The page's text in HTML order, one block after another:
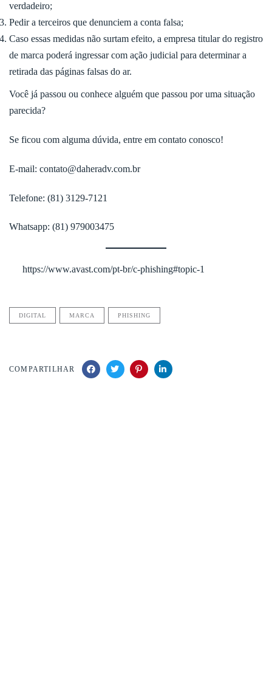
verdadeiro;
Pedir a terceiros que denunciem a conta falsa;
Caso essas medidas não surtam efeito, a empresa titular do registro
de marca poderá ingressar com ação judicial para determinar a
retirada das páginas falsas do ar.
Você já passou ou conhece alguém que passou por uma situação
parecida?
Se ficou com alguma dúvida, entre em contato conosco!
E-mail: contato@daheradv.com.br
Telefone: (81) 3129-7121
Whatsapp: (81) 979003475
https://www.avast.com/pt-br/c-phishing#topic-1
DIGITAL MARCA PHISHING
COMPARTILHAR